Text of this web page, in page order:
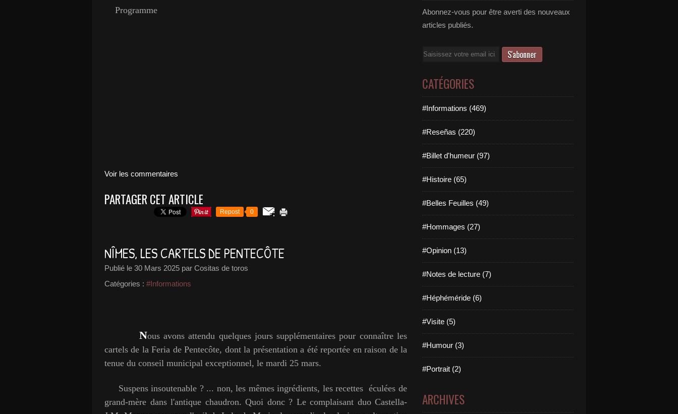
Programme
Voir les commentaires
PARTAGER CET ARTICLE
Repost 0
NÎMES, LES CARTELS DE PENTECÔTE
Publié le 30 Mars 2025 par Cositas de toros
Catégories : #Informations
Nous avons attendu quelques jours supplémentaires pour connaître les
cartels de la Feria de Pentecôte, dont la présentation a été reportée en raison de la
tenue du conseil municipal exceptionnel, le mardi 25 mars.
Suspens insoutenable ? ... non, les mêmes ingrédients, les recettes éculées de
grand-mère dans l'antique chaudron. Quoi donc ? Le complaisant duo Castella-
Abonnez-vous pour être averti des nouveaux
articles publiés.
Email
CATÉGORIES
#Informations (469)
#Reseñas (220)
#Billet d'humeur (97)
#Histoire (65)
#Belles Feuilles (49)
#Hommages (27)
#Opinion (13)
#Notes de lecture (7)
#Héphéméride (6)
#Visite (5)
#Humour (3)
#Portrait (2)
ARCHIVES